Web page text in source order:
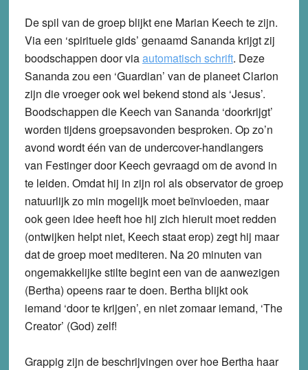
De spil van de groep blijkt ene Marian Keech te zijn.
Via een ‘spirituele gids’ genaamd Sananda krijgt zij
boodschappen door viaautomatisch schrift. Deze
Sananda zou een ‘Guardian’ van de planeet Clarion
zijn die vroeger ook wel bekend stond als ‘Jesus’.
Boodschappen die Keech van Sananda ‘doorkrijgt’
worden tijdens groepsavonden besproken. Op zo’n
avond wordt één van de undercover-handlangers
van Festinger door Keech gevraagd om de avond in
te leiden. Omdat hij in zijn rol als observator de groep
natuurlijk zo min mogelijk moet beïnvloeden, maar
ook geen idee heeft hoe hij zich hieruit moet redden
(ontwijken helpt niet, Keech staat erop) zegt hij maar
dat de groep moet mediteren. Na 20 minuten van
ongemakkelijke stilte begint een van de aanwezigen
(Bertha) opeens raar te doen. Bertha blijkt ook
iemand ‘door te krijgen’, en niet zomaar iemand, ‘The
Creator’ (God) zelf!
Grappig zijn de beschrijvingen over hoe Bertha haar